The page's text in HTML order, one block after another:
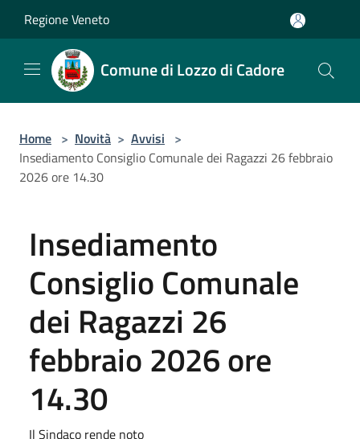
Regione Veneto
Comune di Lozzo di Cadore
Home > Novità > Avvisi >
Insediamento Consiglio Comunale dei Ragazzi 26 febbraio
2026 ore 14.30
Insediamento
Consiglio Comunale
dei Ragazzi 26
febbraio 2026 ore
14.30
Il Sindaco rende noto